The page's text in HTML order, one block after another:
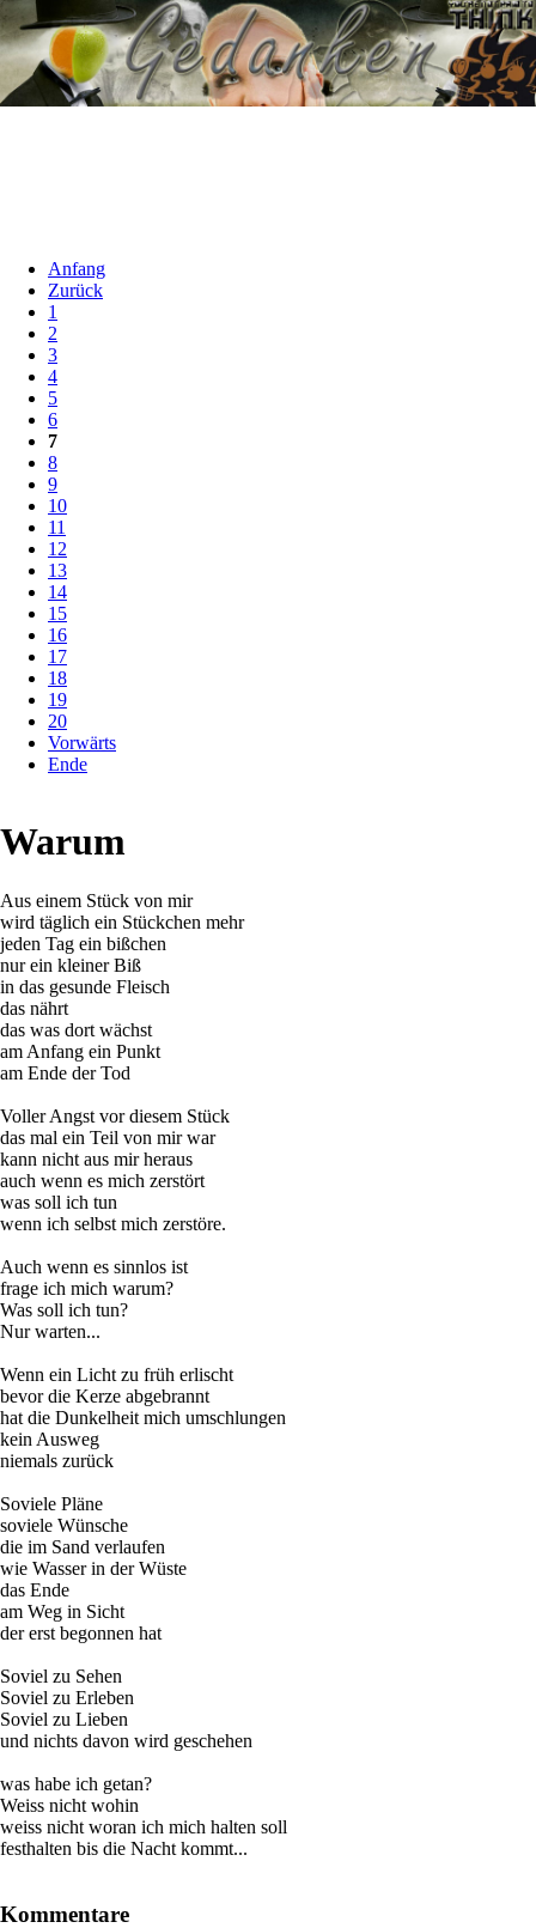
Anfang
Zurück
1
2
3
4
5
6
7
8
9
10
11
12
13
14
15
16
17
18
19
20
Vorwärts
Ende
Warum
Aus einem Stück von mir
wird täglich ein Stückchen mehr
jeden Tag ein bißchen
nur ein kleiner Biß
in das gesunde Fleisch
das nährt
das was dort wächst
am Anfang ein Punkt
am Ende der Tod
Voller Angst vor diesem Stück
das mal ein Teil von mir war
kann nicht aus mir heraus
auch wenn es mich zerstört
was soll ich tun
wenn ich selbst mich zerstöre.
Auch wenn es sinnlos ist
frage ich mich warum?
Was soll ich tun?
Nur warten...
Wenn ein Licht zu früh erlischt
bevor die Kerze abgebrannt
hat die Dunkelheit mich umschlungen
kein Ausweg
niemals zurück
Soviele Pläne
soviele Wünsche
die im Sand verlaufen
wie Wasser in der Wüste
das Ende
am Weg in Sicht
der erst begonnen hat
Soviel zu Sehen
Soviel zu Erleben
Soviel zu Lieben
und nichts davon wird geschehen
was habe ich getan?
Weiss nicht wohin
weiss nicht woran ich mich halten soll
festhalten bis die Nacht kommt...
Kommentare